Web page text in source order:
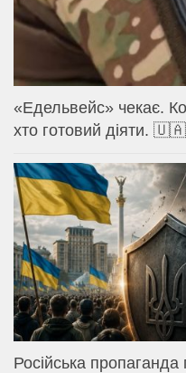
«Едельвейс» чекає.
хто готовий діяти. 🇺🇦
Російська